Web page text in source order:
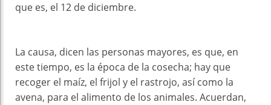
que es, el 12 de diciembre.
La causa, dicen las personas mayores, es que, en
este tiempo, es la época de la cosecha; hay que
recoger el maíz, el frijol y el rastrojo, así como la
avena, para el alimento de los animales. Acuerdan,